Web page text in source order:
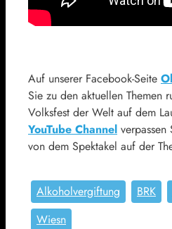
Auf unserer Facebook-Seite
Sie zu den aktuellen Themen
Volksfest der Welt auf dem
YouTube Channel
von dem Spektakel auf der
Alkoholvergiftung BRK
Wiesn